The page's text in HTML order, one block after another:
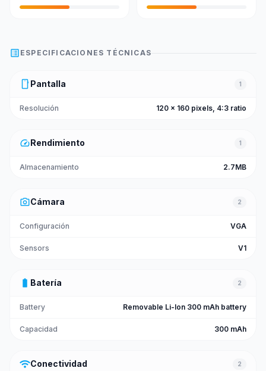
list_alt ESPECIFICACIONES TÉCNICAS
smartphone Pantalla 1
Resolución 120 x 160 pixels, 4:3 ratio
speedRendimiento 1
Almacenamiento 2.7MB
photo_cameraCámara 2
Configuración VGA
Sensors V1
battery_full Batería 2
Battery Removable Li-Ion 300 mAh battery
Capacidad 300 mAh
wifiConectividad 2